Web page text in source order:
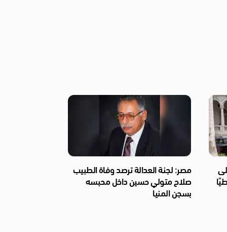
مصر: لجنة العدالة ترصد وفاة الطبيب
صلاح متولي حسين داخل محبسه
بسجن المنيا